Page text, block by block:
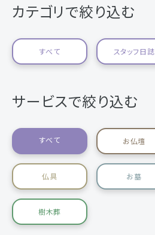
カテゴリで絞り込む
すべて スタッフ日誌
サービスで絞り込む
すべて お仏壇
仏具 お墓
樹木葬